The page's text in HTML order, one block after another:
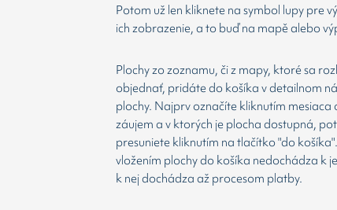
Potom už len kliknete na symbol lupy pre
ich zobrazenie, a to buď na mapě alebo
Plochy zo zoznamu, či z mapy, ktoré sa
objednať, pridáte do košíka v detailnom
plochy. Najprv označíte kliknutím mesiaca
záujem a v ktorých je plocha dostupná,
presuniete kliknutím na tlačítko "do
vložením plochy do košíka nedochádza k
k nej dochádza až procesom platby.